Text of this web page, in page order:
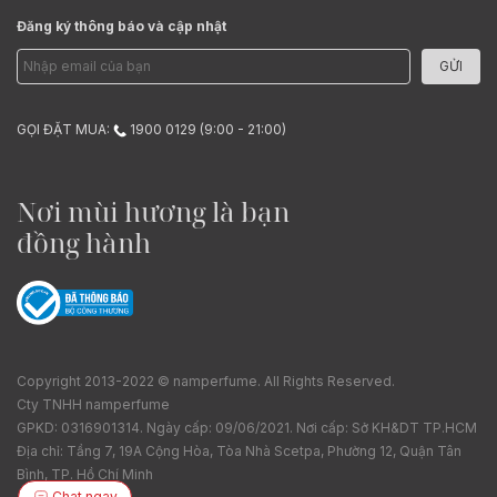
Saab.
Đăng ký thông báo và cập nhật
GỬI
GỌI ĐẶT MUA: 1900 0129 (9:00 - 21:00)
Nơi mùi hương là bạn
đồng hành
Copyright 2013-2022 © namperfume. All Rights Reserved.
Cty TNHH namperfume
GPKD: 0316901314. Ngày cấp: 09/06/2021. Nơi cấp: Sở KH&DT TP.HCM
Địa chỉ: Tầng 7, 19A Cộng Hòa, Tòa Nhà Scetpa, Phường 12, Quận Tân
Bình, TP. Hồ Chí Minh